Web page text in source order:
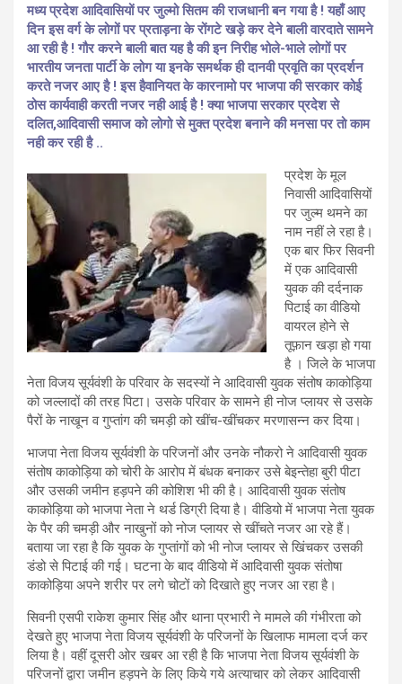
मध्य प्रदेश आदिवासियों पर जुल्मो सितम की राजधानी बन गया है ! यहाँ आए
दिन इस वर्ग के लोगों पर प्रताड़ना के रोंगटे खड़े कर देने बाली वारदाते सामने
आ रही है ! गौर करने बाली बात यह है की इन निरीह भोले-भाले लोगों पर
भारतीय जनता पार्टी के लोग या इनके समर्थक ही दानवी प्रवृति का प्रदर्शन
करते नजर आए है ! इस हैवानियत के कारनामो पर भाजपा की सरकार कोई
ठोस कार्यवाही करती नजर नही आई है ! क्या भाजपा सरकार प्रदेश से
दलित,आदिवासी समाज को लोगो से मुक्त प्रदेश बनाने की मनसा पर तो काम
नही कर रही है ..
प्रदेश के मूल
निवासी आदिवासियों
पर जुल्म थमने का
नाम नहीं ले रहा है।
एक बार फिर सिवनी
में एक आदिवासी
युवक की दर्दनाक
पिटाई का वीडियो
वायरल होने से
तूफ़ान खड़ा हो गया
है । जिले के भाजपा
नेता विजय सूर्यवंशी के परिवार के सदस्यों ने आदिवासी युवक संतोष काकोड़िया
को जल्लादों की तरह पिटा। उसके परिवार के सामने ही नोज प्लायर से उसके
पैरों के नाखून व गुप्तांग की चमड़ी को खींच-खींचकर मरणासन्न कर दिया।
भाजपा नेता विजय सूर्यवंशी के परिजनों और उनके नौकरो ने आदिवासी युवक
संतोष काकोड़िया को चोरी के आरोप में बंधक बनाकर उसे बेइन्तेहा बुरी पीटा
और उसकी जमीन हड़पने की कोशिश भी की है। आदिवासी युवक संतोष
काकोड़िया को भाजपा नेता ने थर्ड डिग्री दिया है। वीडियो में भाजपा नेता युवक
के पैर की चमड़ी और नाखुनों को नोज प्लायर से खींचते नजर आ रहे हैं।
बताया जा रहा है कि युवक के गुप्तांगों को भी नोज प्लायर से खिंचकर उसकी
डंडो से पिटाई की गई। घटना के बाद वीडियो में आदिवासी युवक संतोषा
काकोड़िया अपने शरीर पर लगे चोटों को दिखाते हुए नजर आ रहा है।
सिवनी एसपी राकेश कुमार सिंह और थाना प्रभारी ने मामले की गंभीरता को
देखते हुए भाजपा नेता विजय सूर्यवंशी के परिजनों के खिलाफ मामला दर्ज कर
लिया है। वहीं दूसरी ओर खबर आ रही है कि भाजपा नेता विजय सूर्यवंशी के
परिजनों द्वारा जमीन हड़पने के लिए किये गये अत्याचार को लेकर आदिवासी